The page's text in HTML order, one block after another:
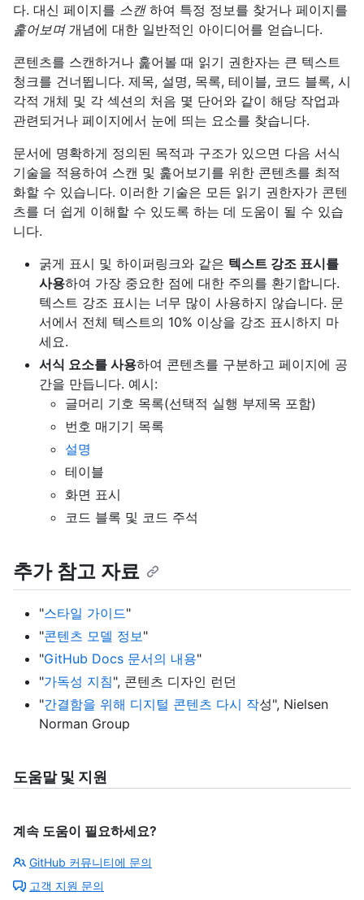
다. 대신 페이지를 스캔하여 특정 정보를 찾거나 페이지를
훑어보며개념에 대한 일반적인 아이디어를 얻습니다.
콘텐츠를 스캔하거나 훑어볼 때 읽기 권한자는 큰 텍스트
청크를 건너뜁니다. 제목, 설명, 목록, 테이블, 코드 블록, 시
각적 개체 및 각 섹션의 처음 몇 단어와 같이 해당 작업과
관련되거나 페이지에서 눈에 띄는 요소를 찾습니다.
문서에 명확하게 정의된 목적과 구조가 있으면 다음 서식
기술을 적용하여 스캔 및 훑어보기를 위한 콘텐츠를 최적
화할 수 있습니다. 이러한 기술은 모든 읽기 권한자가 콘텐
츠를 더 쉽게 이해할 수 있도록 하는 데 도움이 될 수 있습
니다.
굵게 표시 및 하이퍼링크와 같은 텍스트 강조 표시를
사용하여 가장 중요한 점에 대한 주의를 환기합니다.
텍스트 강조 표시는 너무 많이 사용하지 않습니다. 문
서에서 전체 텍스트의 10% 이상을 강조 표시하지 마
세요.
서식 요소를 사용하여 콘텐츠를 구분하고 페이지에 공
간을 만듭니다. 예시:
글머리 기호 목록(선택적 실행 부제목 포함)
번호 매기기 목록
설명
테이블
화면 표시
코드 블록 및 코드 주석
추가 참고 자료
"스타일 가이드"
"콘텐츠 모델 정보"
"GitHub Docs 문서의 내용"
"가독성 지침", 콘텐츠 디자인 런던
"간결함을 위해 디지털 콘텐츠 다시 작성", Nielsen
Norman Group
도움말 및 지원
계속 도움이 필요하세요?
GitHub 커뮤니티에 문의
고객 지원 문의